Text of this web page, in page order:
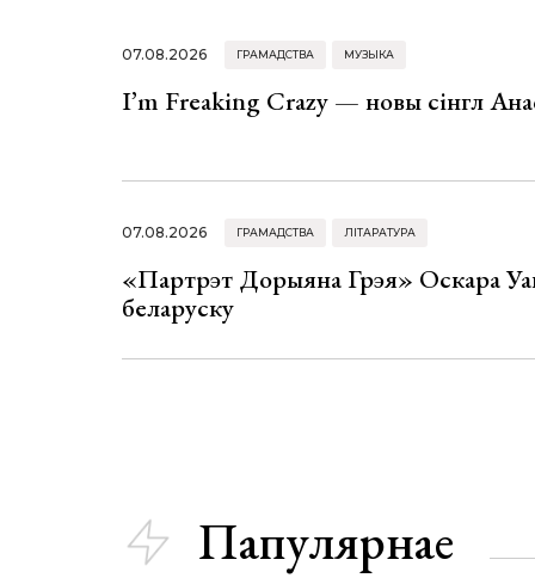
07.08.2026 ГРАМАДСТВА МУЗЫКА
I’m Freaking Crazy — новы сінгл
07.08.2026 ГРАМАДСТВА ЛІТАРАТУРА
«Партрэт Дорыяна Грэя» Оскара
беларуску
Папулярнае